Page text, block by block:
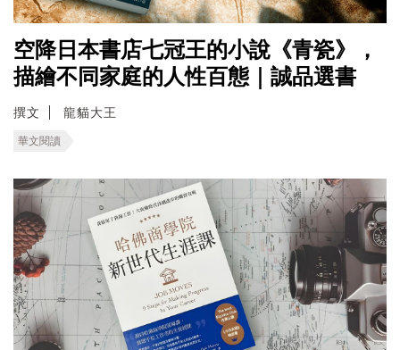
空降日本書店七冠王的小說《青瓷》，
描繪不同家庭的人性百態｜誠品選書
撰文 龍貓大王
華文閱讀